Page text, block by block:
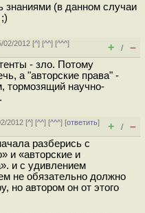
знаниями (в данном случаи
02/2012 [^] [^^] [^^^]
+ / –
- зло. Потому
а "авторские права" -
тормозящий научно-
2012 [^] [^^] [^^^] [ответить]
+ / –
разберись с
и «авторские и
и с удивлением
не обязательно должно
но автором он от этого